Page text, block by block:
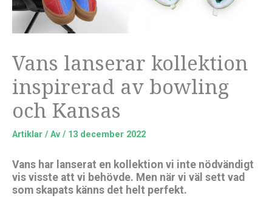
Vans lanserar kollektion
inspirerad av bowling
och Kansas
Artiklar / Av / 13 december 2022
Vans har lanserat en kollektion vi inte nödvändigt
vis visste att vi behövde. Men när vi väl sett vad
som skapats känns det helt perfekt.